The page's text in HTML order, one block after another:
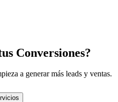
Conversiones?
a generar más leads y ventas.